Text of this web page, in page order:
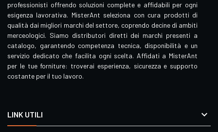
professionisti offrendo soluzioni complete e affidabili per ogni
esigenza lavorativa. MisterAnt seleziona con cura prodotti di
qualità dai migliori marchi del settore, coprendo decine di ambiti
merceologici. Siamo distributori diretti dei marchi presenti a
catalogo, garantendo competenza tecnica, disponibilità e un
servizio dedicato che facilita ogni scelta. Affidati a MisterAnt
per le tue forniture: troverai esperienza, sicurezza e supporto
costante per il tuo lavoro.
LINK UTILI 